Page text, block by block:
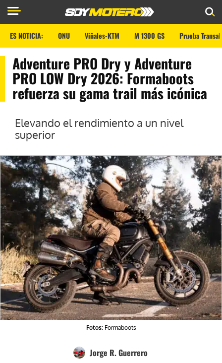
ES NOTICIA: ONU Viñales-KTM M 1300 GS Prueba
Adventure PRO Dry y Adventure
PRO LOW Dry 2026: Formaboots
refuerza su gama trail más icónica
Elevando el rendimiento a un nivel
superior
Fotos:Formaboots
Jorge R. Guerrero